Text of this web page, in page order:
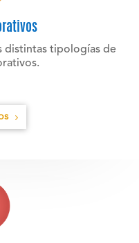
distintas tipologías de